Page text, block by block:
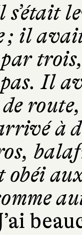
s’était
; il
Il
à